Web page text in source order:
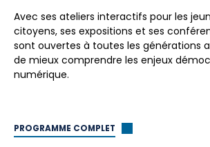
Avec ses ateliers interactifs pour les
citoyens, ses expositions et ses
sont ouvertes à toutes les générations
de mieux comprendre les enjeux
numérique.
PROGRAMME COMPLET